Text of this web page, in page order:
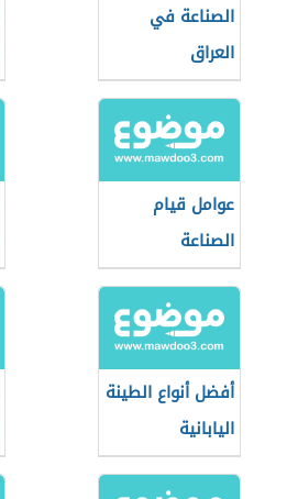
الصناعة في
العراق
عوامل قيام
الصناعة
أفضل أنواع الطينة
اليابانية